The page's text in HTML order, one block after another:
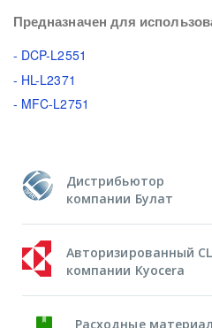
Предназначен для
- DCP-L2551
- HL-L2371
- MFC-L2751
Дистрибьютор
компании Булат
Авторизированный
компании Kyocera
Расходные